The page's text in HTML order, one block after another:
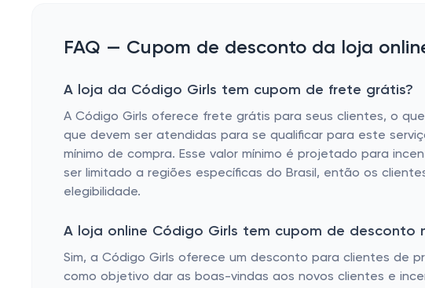
FAQ — Cupom de desconto da loja
A loja da Código Girls tem cupom de frete grátis?
A Código Girls oferece frete grátis para seus clientes, o
que devem ser atendidas para se qualificar para este
mínimo de compra. Esse valor mínimo é projetado para
ser limitado a regiões específicas do Brasil, então os
elegibilidade.
A loja online Código Girls tem cupom de desconto
Sim, a Código Girls oferece um desconto para clientes de
como objetivo dar as boas-vindas aos novos clientes e